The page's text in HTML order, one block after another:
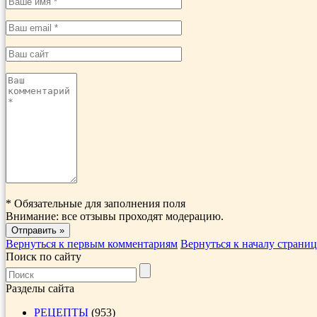
* Обязательные для заполнения поля
Внимание: все отзывы проходят модерацию.
Вернуться к первым комментариям Вернуться к началу
Поиск по сайту
Разделы сайта
РЕЦЕПТЫ (953)